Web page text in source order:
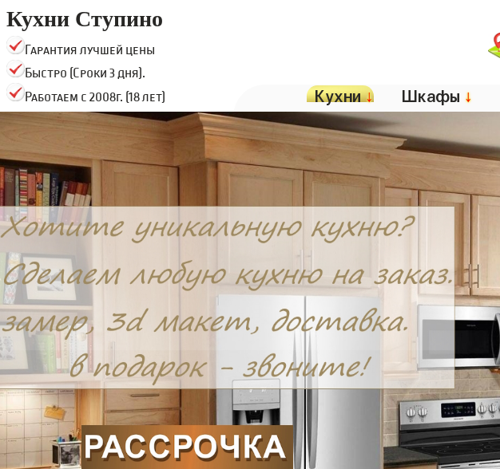
Кухни Ступино
Гарантия лучшей цены
Быстро (Сроки 3 дня).
Работаем с 2008г. (18 лет)
Кухни↓ Шкафы ↓